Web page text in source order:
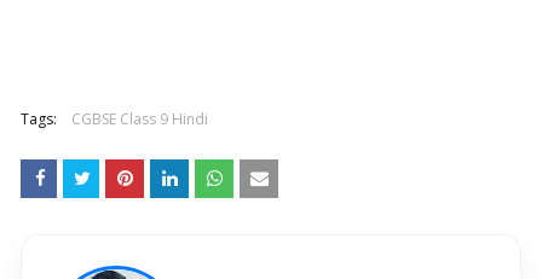
Tags: CGBSE Class 9 Hindi